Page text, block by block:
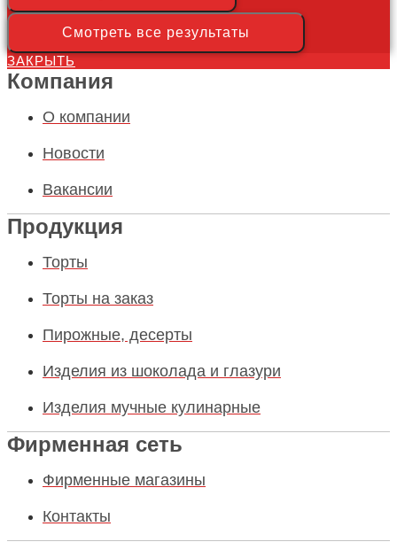
Смотреть все результаты
ЗАКРЫТЬ
Компания
О компании
Новости
Вакансии
Продукция
Торты
Торты на заказ
Пирожные, десерты
Изделия из шоколада и глазури
Изделия мучные кулинарные
Фирменная сеть
Фирменные магазины
Контакты